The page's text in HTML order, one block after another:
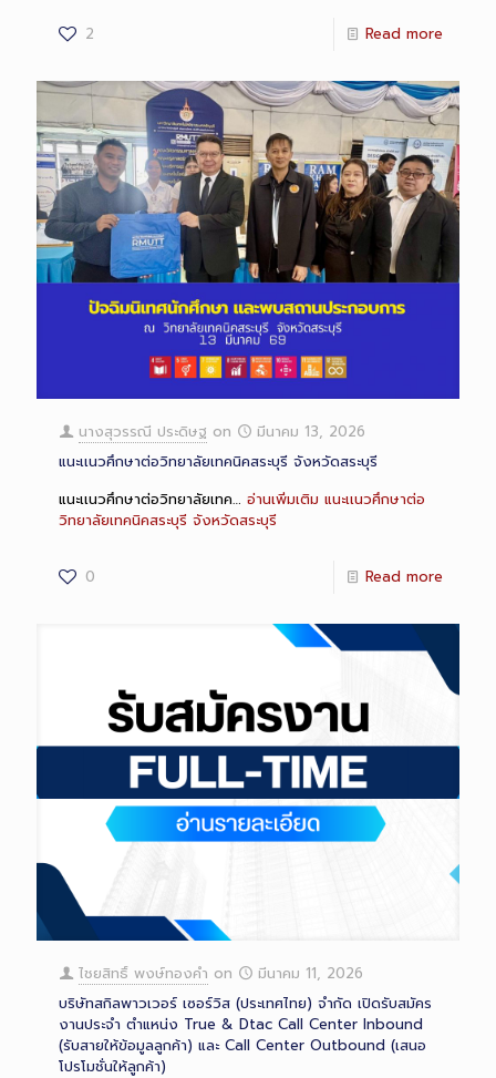
2 Read more
นางสุวรรณี ประดิษฐ on
มีนาคม 13, 2026
แนะเเนวศึกษาต่อวิทยาลัยเทคนิคสระบุรี จังหวัดสระบุรี
แนะเเนวศึกษาต่อวิทยาลัยเทค… อ่านเพิ่มเติม แนะเเนวศึกษาต่อ
วิทยาลัยเทคนิคสระบุรี จังหวัดสระบุรี
0 Read more
ไชยสิทธิ์ พงษ์ทองคำ on
มีนาคม 11, 2026
บริษัทสกิลพาวเวอร์ เซอร์วิส (ประเทศไทย) จำกัด เปิดรับสมัคร
งานประจำ ตำแหน่ง True & Dtac Call Center Inbound
(รับสายให้ข้อมูลลูกค้า) และ Call Center Outbound (เสนอ
โปรโมชั่นให้ลูกค้า)